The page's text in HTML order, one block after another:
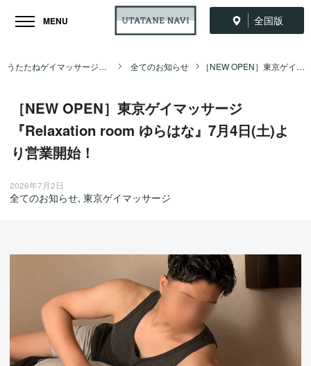
全国版
MENU
うたたねゲイマッサージ全国ナビ TOP 全てのお知らせ ［NEW OPEN］東京ゲイマッサージ『Relaxation room ゆらはな』7月4日(土)より営業開始！
［NEW OPEN］東京ゲイマッサージ
『Relaxation room ゆらはな』7月4日(土)よ
り営業開始！
2026年7月2日
全てのお知らせ, 東京ゲイマッサージ